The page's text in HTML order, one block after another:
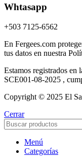
Whtasapp
+503 7125-6562
En Fergees.com
tus datos en nuestra
Estamos registrados
SCE001-08-2025 ,
Copyright © 2025 El
Cerrar
Menú
Categorías